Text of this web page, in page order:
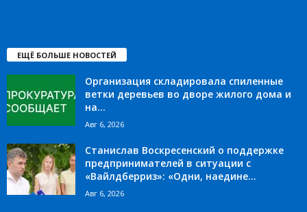
ЕЩЁ БОЛЬШЕ НОВОСТЕЙ
Организация складировала спиленные
ветки деревьев во дворе жилого дома и
на...
Авг 6, 2026
Станислав Воскресенский о поддержке
предпринимателей в ситуации с
«Вайлдберриз»: «Одни, наедине...
Авг 6, 2026